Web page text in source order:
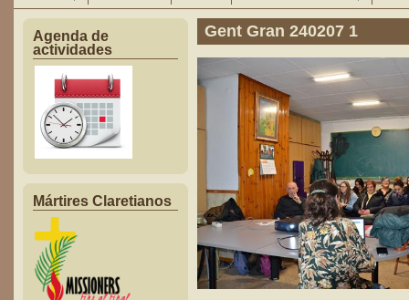
Agenda de
actividades
Mártires Claretianos
Gent Gran 240207 1